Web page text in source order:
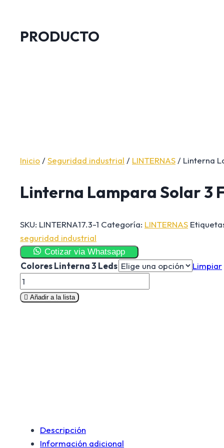
PRODUCTO
Inicio /Seguridad industrial / LINTERNAS / Linterna
Linterna Lampara Solar 3
SKU: LINTERNA17.3-1 Categoría: LINTERNAS
seguridad industrial
Cotizar via Whatsapp
Colores Linterna 3 Leds
Limpiar
Linterna
Lampara
Solar
Añadir a la lista
Descripción
Información adicional